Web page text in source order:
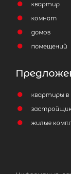
квартир
комнат
домов
помещений
квартиры в
жилые